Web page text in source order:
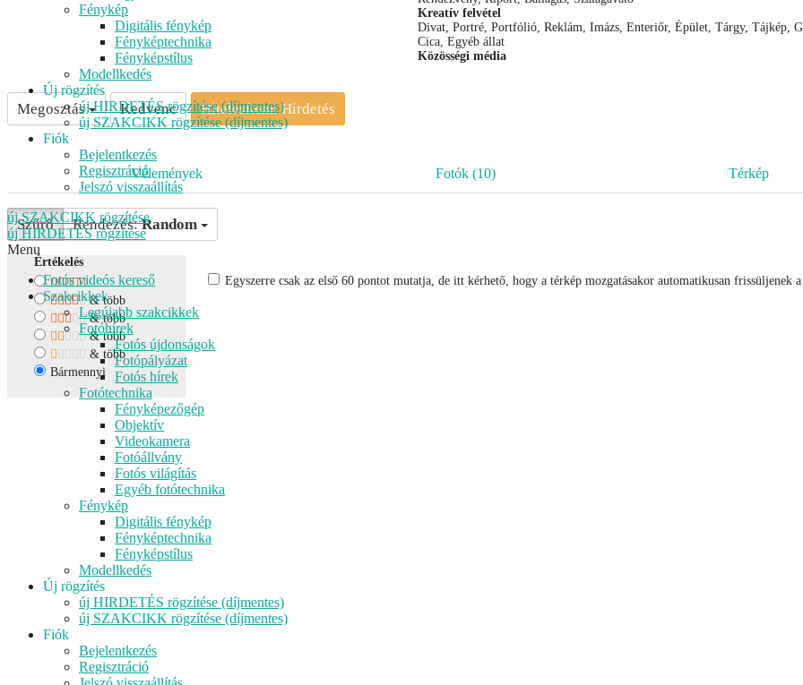
Fénykép
Digitális fénykép
Fényképtechnika
Fényképstílus
Modellkedés
Új rögzítés
új HIRDETÉS rögzítése (díjmentes)
új SZAKCIKK rögzítése (díjmentes)
Fiók
Bejelentkezés
Regisztráció
Jelszó visszaállítás
új SZAKCIKK rögzítése
új HIRDETÉS rögzítése
Menu
Fotós videós kereső
Szakcikkek
Legújabb szakcikkek
Fotóhírek
Fotós újdonságok
Fotópályázat
Fotós hírek
Fotótechnika
Fényképezőgép
Objektív
Videokamera
Fotóállvány
Fotós világítás
Egyéb fotótechnika
Fénykép
Digitális fénykép
Fényképtechnika
Fényképstílus
Modellkedés
Új rögzítés
új HIRDETÉS rögzítése (díjmentes)
új SZAKCIKK rögzítése (díjmentes)
Fiók
Bejelentkezés
Regisztráció
Kreatív felvétel
Divat, Portré, Portfólió, Reklám, Imázs, Enteriőr, Épület, Tárgy, Tájkép,
Cica, Egyéb állat
Közösségi média
Megosztás Kedvenc Hitelesítem: Hirdetés
Vélemények Fotók (10) Térkép
Szűrő Rendezés:Random
Értékelés
& több
& több
& több
& több
Bármennyi
Egyszerre csak az első 60 pontot mutatja, de itt kérhető, hogy a térkép mozgatásakor automatikusan frissüljenek